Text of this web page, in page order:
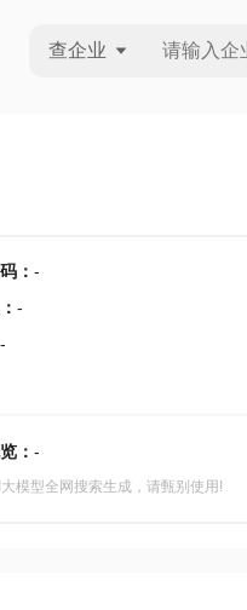
查企业
： -
： -
-
： -
模型全网搜索生成，请甄别使用!